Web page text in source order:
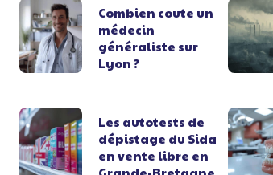
Combien coute un
médecin
généraliste sur
Lyon ?
Les autotests de
dépistage du Sida
en vente libre en